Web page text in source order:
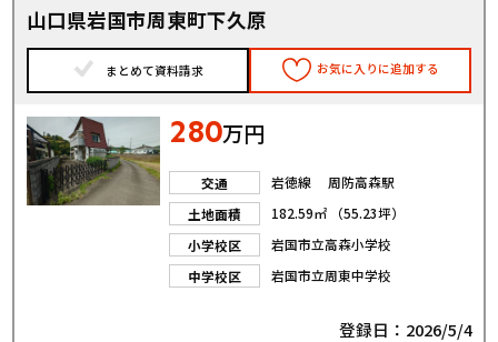
山口県岩国市周東町下久原
まとめて資料請求 お気に入りに追加する
280万円
交通
岩徳線 周防高森駅
土地面積
182.59㎡ （55.23坪）
小学校区
岩国市立高森小学校
中学校区
岩国市立周東中学校
登録日：2026/5/4